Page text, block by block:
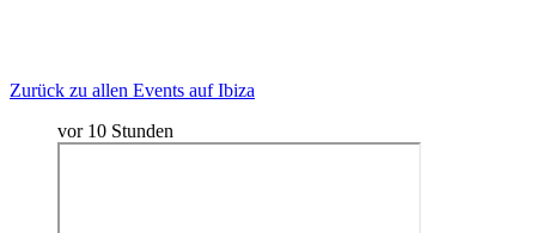
Zurück zu allen Events auf Ibiza
vor 10 Stunden